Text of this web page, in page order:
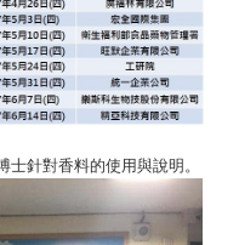
針對香料的使用與說明。